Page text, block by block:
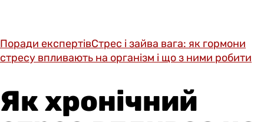
Поради експертівСтрес і зайва вага: як гормони
стресу впливають на організм і що з ними робити
Як хронічний